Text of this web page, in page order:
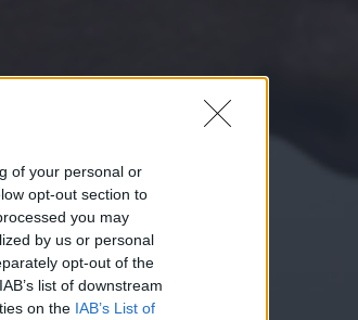
of your personal or
opt-out section to
you may
by us or personal
opt-out of the
list of downstream
on the IAB’s List of